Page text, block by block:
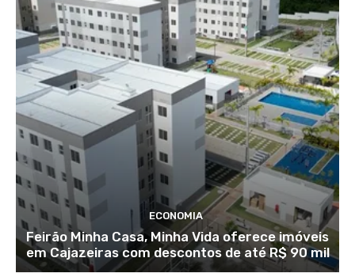
ECONOMIA
Feirão Minha Casa, Minha Vida oferece imóveis
em Cajazeiras com descontos de até R$ 90 mil